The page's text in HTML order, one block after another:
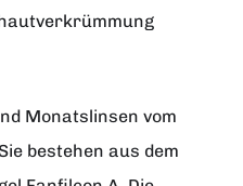
Monatslinsen vom
bestehen aus dem